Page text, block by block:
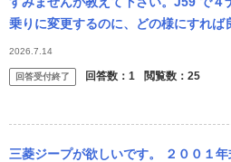
乗りに変更するのに、どの様にすれば
いです。宜しくお願い致します リアシ
てい...
2026.7.14
回答受付終了 回答数： 1 閲覧数： 25
三菱ジープが欲しいです。 ２００１